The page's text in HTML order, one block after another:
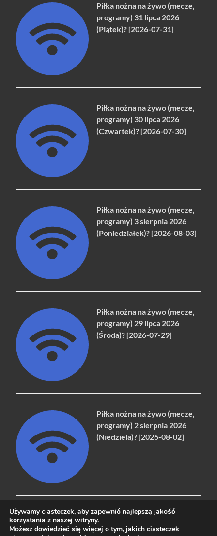
Piłka nożna na żywo (mecze,
programy) 31 lipca 2026
(Piątek)? [2026-07-31]
Piłka nożna na żywo (mecze,
programy) 30 lipca 2026
(Czwartek)? [2026-07-30]
Piłka nożna na żywo (mecze,
programy) 3 sierpnia 2026
(Poniedziałek)? [2026-08-03]
Piłka nożna na żywo (mecze,
programy) 29 lipca 2026
(Środa)? [2026-07-29]
Piłka nożna na żywo (mecze,
programy) 2 sierpnia 2026
(Niedziela)? [2026-08-02]
Używamy ciasteczek, aby zapewnić najlepszą jakość
korzystania z naszej witryny.
Możesz dowiedzieć się więcej o tym, jakich ciasteczek